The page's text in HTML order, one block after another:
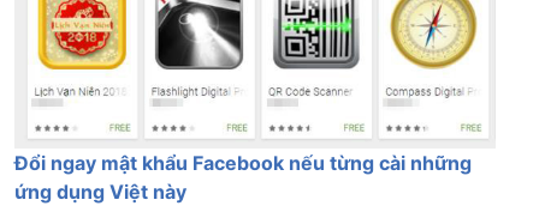
Đổi ngay mật khẩu Facebook nếu từng cài những
ứng dụng Việt này